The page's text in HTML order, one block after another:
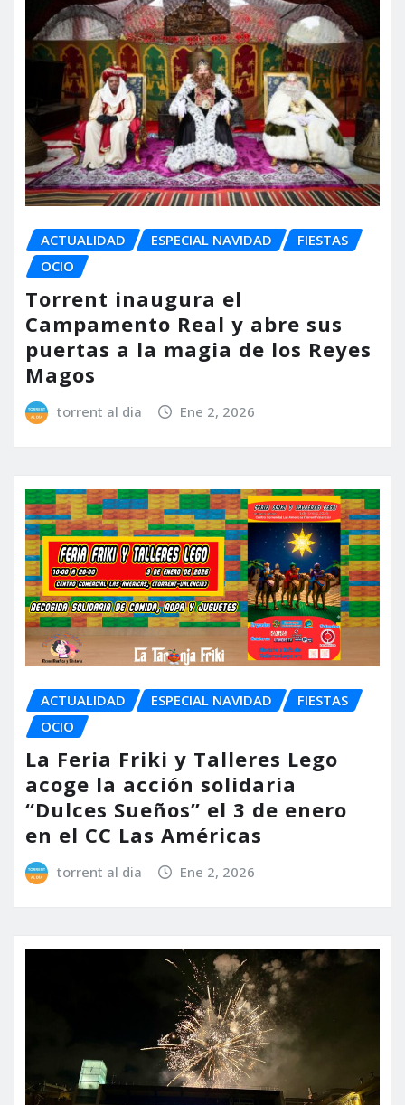
ACTUALIDAD ESPECIAL NAVIDAD
FIESTAS
OCIO
Torrent inaugura el
Campamento Real y abre sus
puertas a la magia de los Reyes
Magos
torrent al dia Ene 2, 2026
ACTUALIDAD ESPECIAL NAVIDAD
FIESTAS
OCIO
La Feria Friki y Talleres Lego
acoge la acción solidaria
“Dulces Sueños” el 3 de enero
en el CC Las Américas
torrent al dia Ene 2, 2026